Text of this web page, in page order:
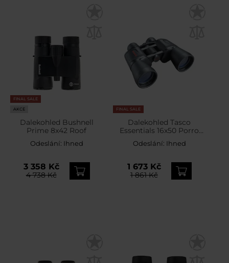
FINAL SALE
AKCE
Dalekohled Bushnell
Prime 8x42 Roof
Odeslání: Ihned
3 358 Kč
4 738 Kč
FINAL SALE
Dalekohled Tasco
Essentials 16x50 Porro
Black
Odeslání: Ihned
1 673 Kč
1 861 Kč